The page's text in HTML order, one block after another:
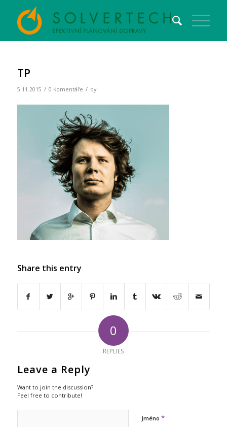
TP
5.11.2015 / 0 Komentáře / by
Share this entry
0
REPLIES
Leave a Reply
Want to join the discussion?
Feel free to contribute!
Jméno *